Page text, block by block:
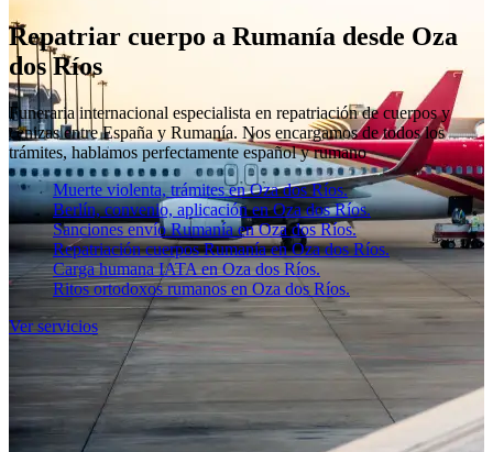
Repatriar cuerpo a Rumanía desde Oza
dos Ríos
Funeraria internacional especialista en repatriación de cuerpos y
cenizas entre España y Rumanía. Nos encargamos de todos los
trámites, hablamos perfectamente español y rumano
Muerte violenta, trámites en Oza dos Ríos.
Berlín, convenio, aplicación en Oza dos Ríos.
Sanciones envío Rumanía en Oza dos Ríos.
Repatriación cuerpos Rumanía en Oza dos Ríos.
Carga humana IATA en Oza dos Ríos.
Ritos ortodoxos rumanos en Oza dos Ríos.
Ver servicios